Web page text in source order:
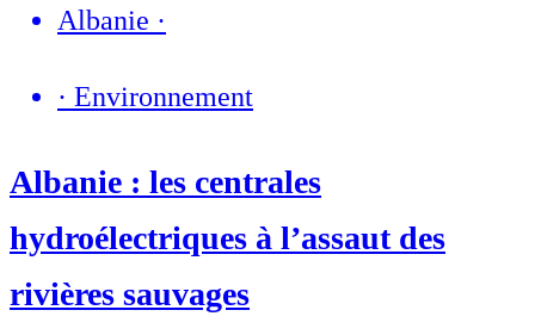
Albanie ·
· Environnement
Albanie : les centrales
hydroélectriques à l’assaut des
rivières sauvages